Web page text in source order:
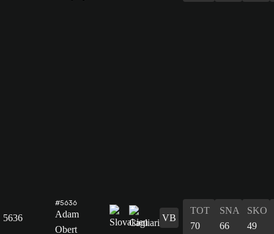
5636
#5636
Adam
Obert
VB
TOT
70
SNA
66
SKO
49